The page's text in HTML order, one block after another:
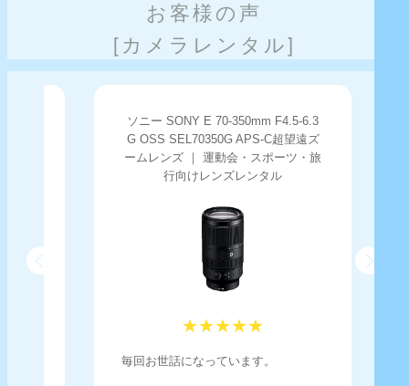
お客様の声
[カメラレンタル]
ソニー SONY E 70-350mm F4.5-6.3
G OSS SEL70350G APS-C超望遠ズ
ームレンズ ｜ 運動会・スポーツ・旅
行向けレンズレンタル
★★★★★
毎回お世話になっています。